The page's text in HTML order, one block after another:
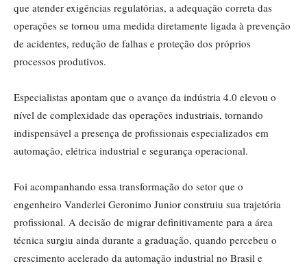
que atender exigências regulatórias, a adequação correta das
operações se tornou uma medida diretamente ligada à prevenção
de acidentes, redução de falhas e proteção dos próprios
processos produtivos.
Especialistas apontam que o avanço da indústria 4.0 elevou o
nível de complexidade das operações industriais, tornando
indispensável a presença de profissionais especializados em
automação, elétrica industrial e segurança operacional.
Foi acompanhando essa transformação do setor que o
engenheiro Vanderlei Geronimo Junior construiu sua trajetória
profissional. A decisão de migrar definitivamente para a área
técnica surgiu ainda durante a graduação, quando percebeu o
crescimento acelerado da automação industrial no Brasil e